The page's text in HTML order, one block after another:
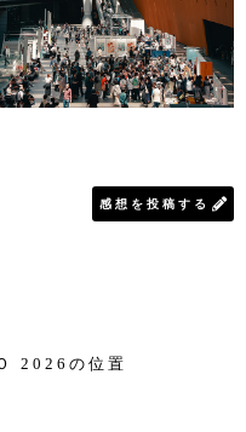
感想を投稿する
2026の位置